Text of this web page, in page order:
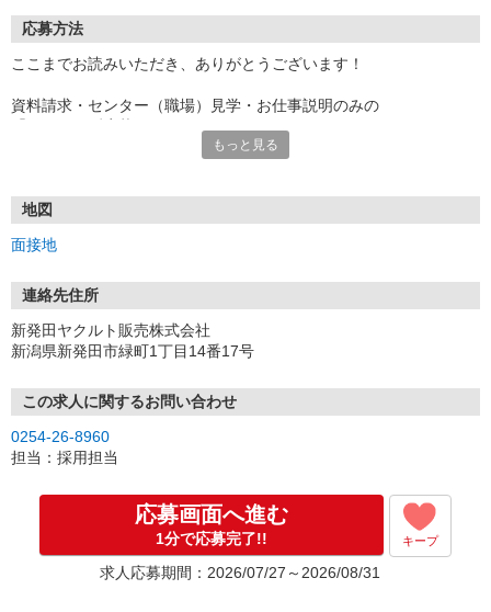
応募方法
ここまでお読みいただき、ありがとうございます！
資料請求・センター（職場）見学・お仕事説明のみの
少しでも気になった方は、ぜひぜひご応募くださいね♪
TEL：0254-26-8960
■応募
内容を確認し、3営業日以内には、面接のご連絡をします。
■面接（2回）
ご不明点や不安な点を解消しながら、フランクにできればと思って
ます。
■内定・採用
もっと見る
地図
面接地
連絡先住所
新発田ヤクルト販売株式会社
新潟県新発田市緑町1丁目14番17号
この求人に関するお問い合わせ
0254-26-8960
担当：採用担当
応募画面へ進む
1分で応募完了!! キープ
求人応募期間：2026/07/27～2026/08/31